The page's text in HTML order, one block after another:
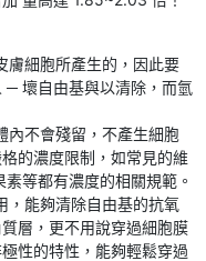
膚細胞所產生的，因此要
─ 壞自由基與以清除，而氫
內不會殘留，不產生細胞
的濃度限制，如常見的維
等都有濃度的相關規範。
，能夠清除自由基的抗氧
層，更不用說穿過細胞膜
性的特性，能夠輕鬆穿過